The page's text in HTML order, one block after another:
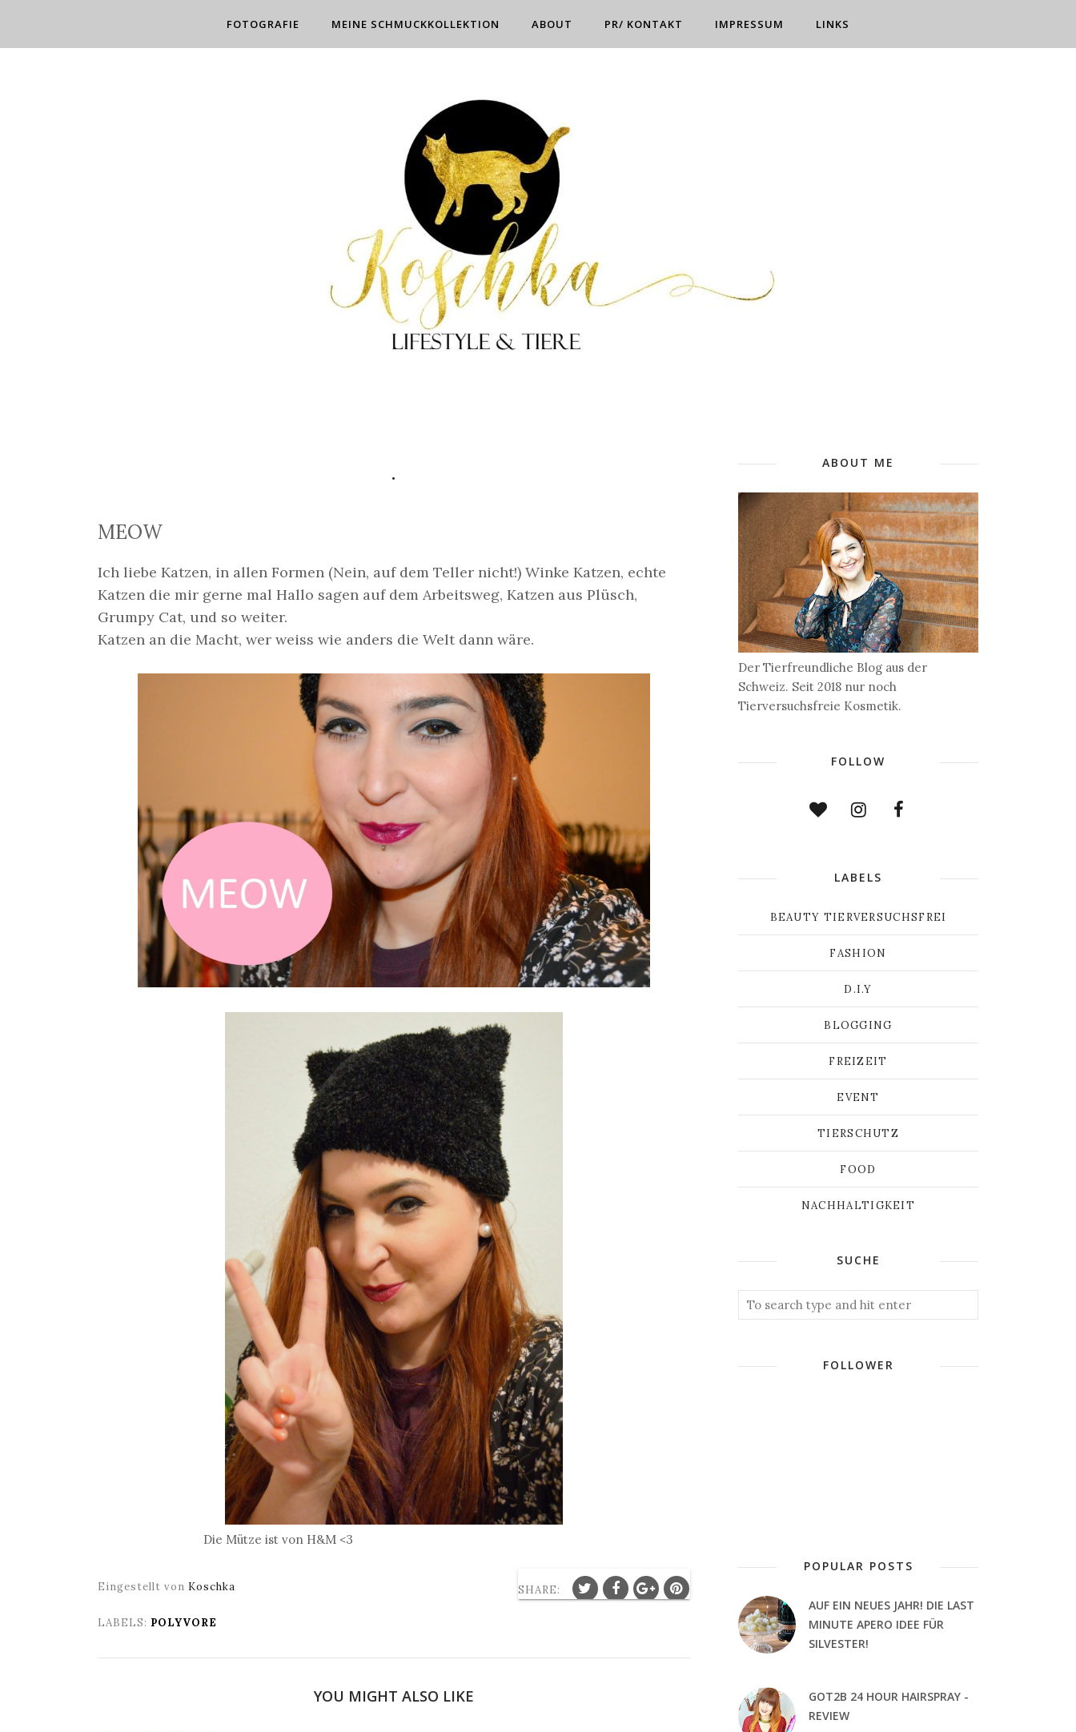
FOTOGRAFIE MEINE SCHMUCKKOLLEKTION ABOUT PR/ KONTAKT IMPRESSUM LINKS
.
MEOW
Ich liebe Katzen, in allen Formen (Nein, auf dem Teller nicht!) Winke Katzen, echte
Katzen die mir gerne mal Hallo sagen auf dem Arbeitsweg, Katzen aus Plüsch,
Grumpy Cat, und so weiter.
Katzen an die Macht, wer weiss wie anders die Welt dann wäre.
Die Mütze ist von H&M <3
Eingestellt von Koschka SHARE:
LABELS: POLYVORE
YOU MIGHT ALSO LIKE
ABOUT ME
Der Tierfreundliche Blog aus der
Schweiz. Seit 2018 nur noch
Tierversuchsfreie Kosmetik.
FOLLOW
LABELS
BEAUTY TIERVERSUCHSFREI
FASHION
D.I.Y
BLOGGING
FREIZEIT
EVENT
TIERSCHUTZ
FOOD
NACHHALTIGKEIT
SUCHE
FOLLOWER
POPULAR POSTS
AUF EIN NEUES JAHR! DIE LAST
MINUTE APERO IDEE FÜR
SILVESTER!
GOT2B 24 HOUR HAIRSPRAY -
REVIEW